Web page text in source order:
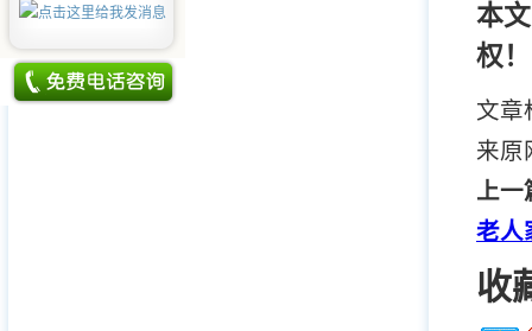
本
权！
文章
来原
上一
老人
收